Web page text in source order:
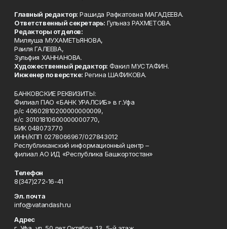
Главный редактор: Рашида Рафкатовна МАГАДЕЕВА.
Ответственный секретарь: Гульназ РАХМЕТОВА.
Редакторы отделов:
Миляуша МУХАМЕТЬЯНОВА,
Раиля ГАЛЕЕВА,
Зульфия ХАННАНОВА.
Художественный редактор: Факил МУСТАФИН.
Инженер по верстке: Регина ШАФИКОВА.
БАНКОВСКИЕ РЕКВИЗИТЫ:
Филиал ПАО «БАНК УРАЛСИБ» в г.Уфа
р/с 40602810200000000009,
к/с 30101810600000000770,
БИК 048073770
ИНН/КПП 0278066967/027843012
Республиканский информационный центр –
филиал АО ИД «Республика Башкортостан»
Телефон
8(347)272-16-41
Эл. почта
info@vatandash.ru
Адрес